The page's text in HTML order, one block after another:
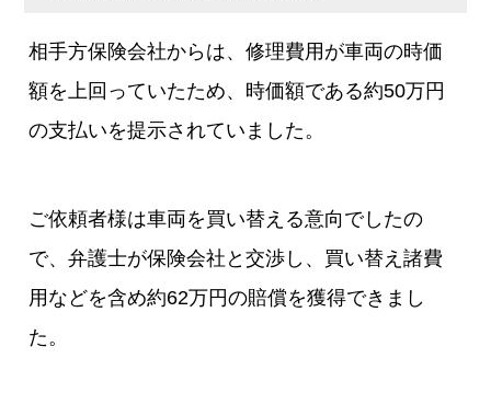
相手方保険会社からは、修理費用が車両の時価
額を上回っていたため、時価額である約50万円
の支払いを提示されていました。
ご依頼者様は車両を買い替える意向でしたの
で、弁護士が保険会社と交渉し、買い替え諸費
用などを含め約62万円の賠償を獲得できまし
た。